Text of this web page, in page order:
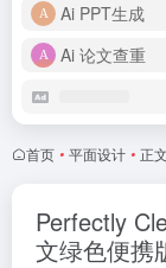
Ai PPT生成
Ai 论文查重
首页 • 平面设计 • 正文
Perfectly
文绿色便携